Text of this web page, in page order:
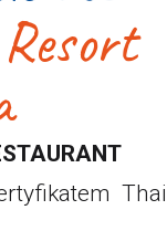
Thai